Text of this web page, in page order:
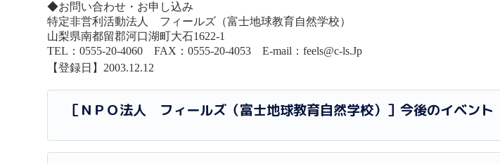
◆お問い合わせ・お申し込み
特定非営利活動法人 フィールズ（富士地球教育自然学校）
山梨県南都留郡河口湖町大石1622-1
TEL：0555-20-4060 FAX：0555-20-4053 E-mail：feels@c-ls.Jp
【登録日】2003.12.12
［ＮＰＯ法人 フィールズ（富士地球教育自然学校）］今後のイベント